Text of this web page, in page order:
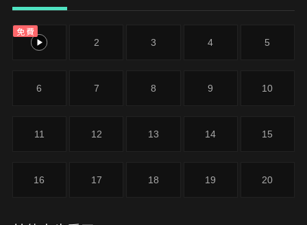
免費
1 2 3 4 5
6 7 8 9 10
11 12 13 14 15
16 17 18 19 20